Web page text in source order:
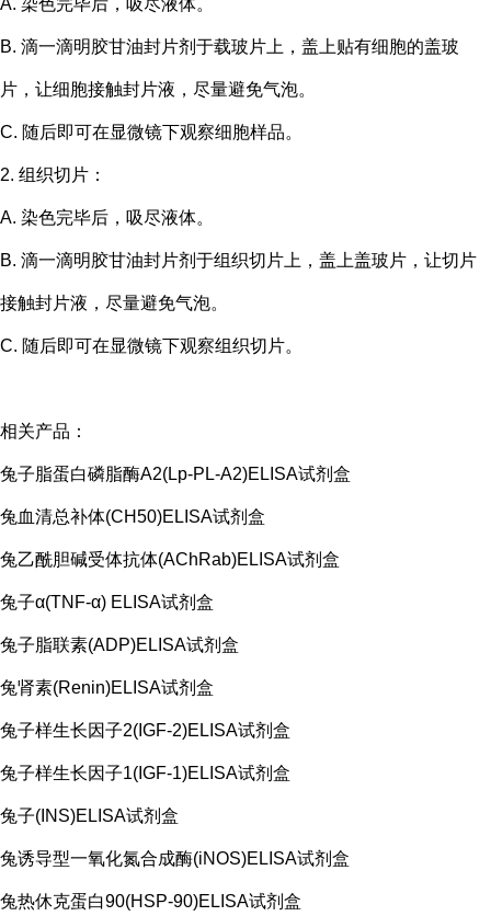
A. 染色完毕后，吸尽液体。
B. 滴一滴明胶甘油封片剂于载玻片上，盖上贴有细胞的盖玻
片，让细胞接触封片液，尽量避免气泡。
C. 随后即可在显微镜下观察细胞样品。
2. 组织切片：
A. 染色完毕后，吸尽液体。
B. 滴一滴明胶甘油封片剂于组织切片上，盖上盖玻片，让切片
接触封片液，尽量避免气泡。
C. 随后即可在显微镜下观察组织切片。
相关产品：
兔子脂蛋白磷脂酶A2(Lp-PL-A2)ELISA试剂盒
兔血清总补体(CH50)ELISA试剂盒
兔乙酰胆碱受体抗体(AChRab)ELISA试剂盒
兔子α(TNF-α) ELISA试剂盒
兔子脂联素(ADP)ELISA试剂盒
兔肾素(Renin)ELISA试剂盒
兔子样生长因子2(IGF-2)ELISA试剂盒
兔子样生长因子1(IGF-1)ELISA试剂盒
兔子(INS)ELISA试剂盒
兔诱导型一氧化氮合成酶(iNOS)ELISA试剂盒
兔热休克蛋白90(HSP-90)ELISA试剂盒